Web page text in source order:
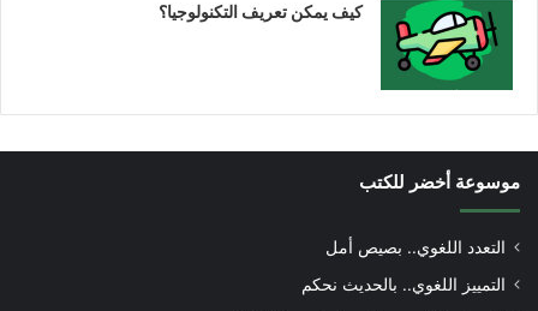
كيف يمكن تعريف التكنولوجيا؟
موسوعة أخضر للكتب
التعدد اللغوي.. بصيص أمل
التمييز اللغوي.. بالحديث نحكم